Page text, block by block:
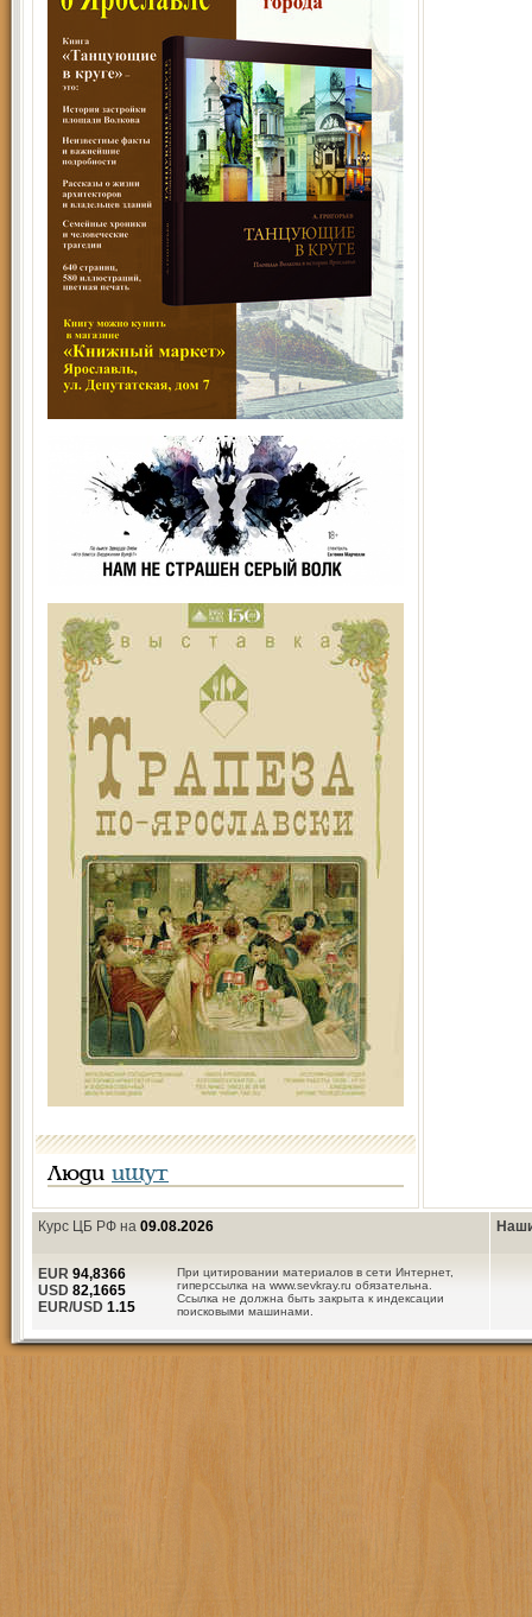
Люди ищут
Курс ЦБ РФ на 09.08.2026
При цитировании материалов в сети Интернет,
гиперссылка на www.sevkray.ru обязательна.
Ссылка не должна быть закрыта к индексации
поисковыми машинами.
EUR 94,8366
USD 82,1665
EUR/USD 1.15